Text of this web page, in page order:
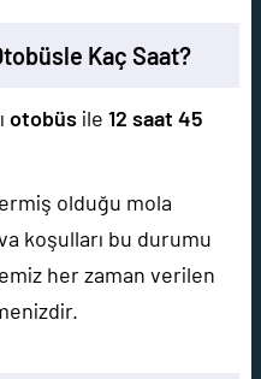
Kaç Saat?
otobüs ile 12 saat 45
olduğu mola
koşulları bu durumu
her zaman verilen